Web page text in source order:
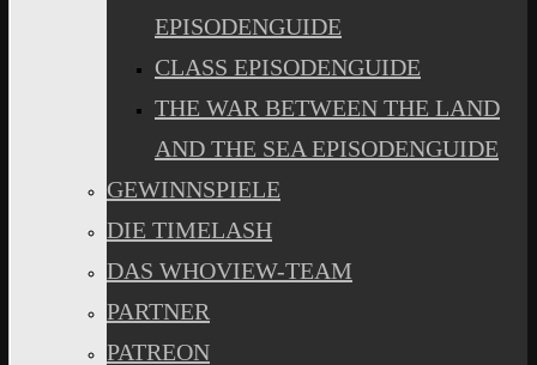
EPISODENGUIDE
CLASS EPISODENGUIDE
THE WAR BETWEEN THE LAND
AND THE SEA EPISODENGUIDE
GEWINNSPIELE
DIE TIMELASH
DAS WHOVIEW-TEAM
PARTNER
PATREON